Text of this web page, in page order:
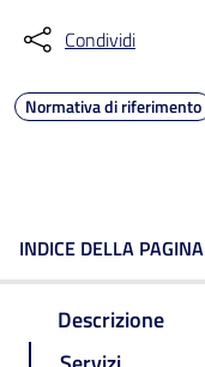
Condividi
Normativa di riferimento
INDICE DELLA PAGINA
Descrizione